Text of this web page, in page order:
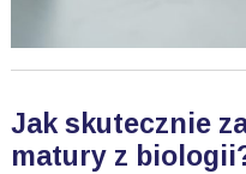
Jak skutecznie
matury z